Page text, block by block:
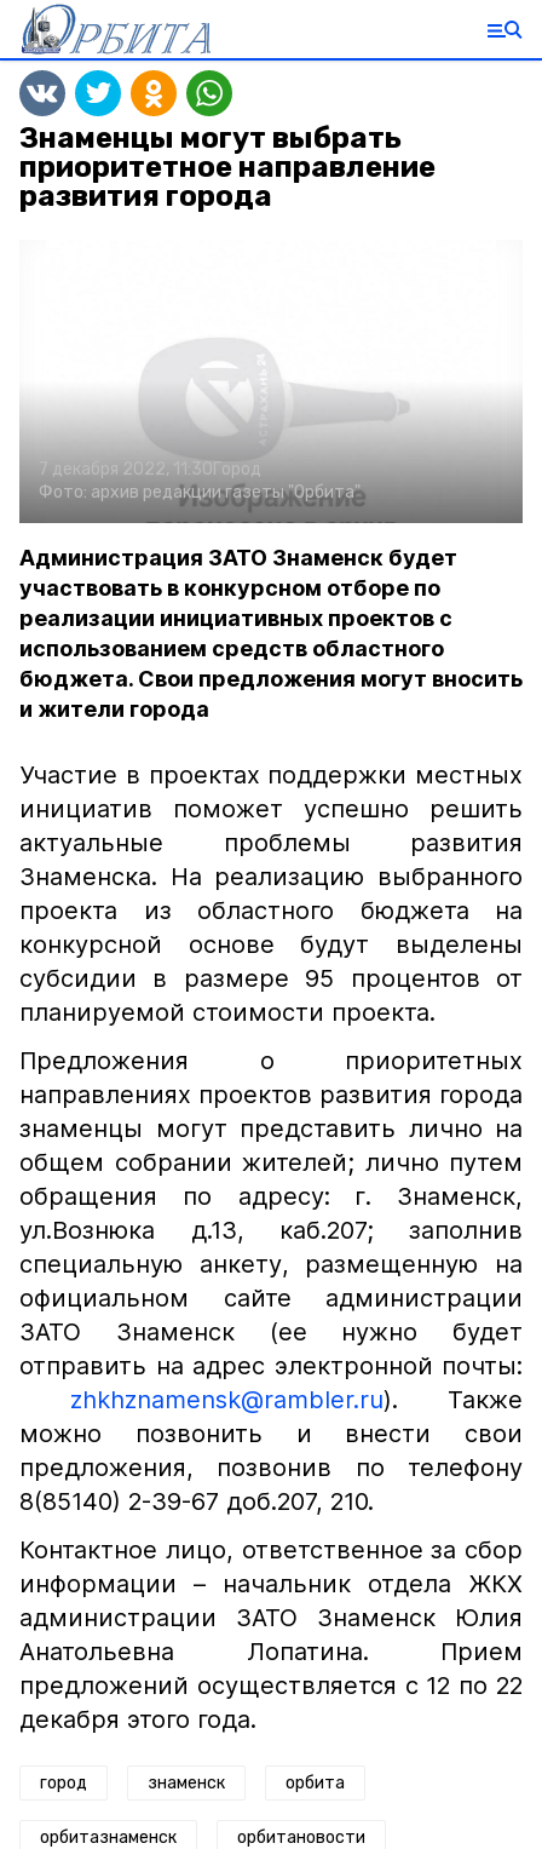
Знаменцы могут выбрать
приоритетное направление
развития города
7 декабря 2022, 11:30Город
Фото: архив редакции газеты "Орбита"
Администрация ЗАТО Знаменск будет
участвовать в конкурсном отборе по
реализации инициативных проектов с
использованием средств областного
бюджета. Свои предложения могут вносить
и жители города
Участие в проектах поддержки местных
инициатив поможет успешно решить
актуальные проблемы развития
Знаменска. На реализацию выбранного
проекта из областного бюджета на
конкурсной основе будут выделены
субсидии в размере 95 процентов от
планируемой стоимости проекта.
Предложения о приоритетных
направлениях проектов развития города
знаменцы могут представить лично на
общем собрании жителей; лично путем
обращения по адресу:
г. Знаменск,
ул.Вознюка д.13, каб.207;
заполнив
специальную анкету, размещенную на
официальном сайте администрации
ЗАТО Знаменск (ее нужно будет
отправить на адрес электронной почты:
zhkhznamensk@rambler.ru). Также
можно позвонить и внести свои
предложения, позвонив по телефону
8(85140) 2-39-67 доб.207, 210.
Контактное лицо, ответственное за сбор
информации – начальник отдела ЖКХ
администрации ЗАТО Знаменск Юлия
Анатольевна Лопатина. Прием
предложений осуществляется с 12 по 22
декабря этого года.
город знаменск орбита
орбитазнаменск орбитановости